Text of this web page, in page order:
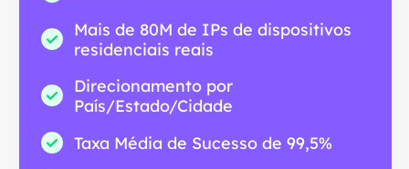
Mais de 80M de IPs de dispositivos
residenciais reais
Direcionamento por
País/Estado/Cidade
Taxa Média de Sucesso de 99,5%